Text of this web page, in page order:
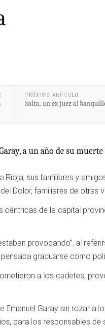
PRÓXIMO ARTÍCULO
Salta, un ex juez al
a un año de su
sus familiares y
Dolor, familiares de otras
de la capital
provocando”, al
graduarse como
a los cadetes,
Garay sin rozar a
para los responsables de